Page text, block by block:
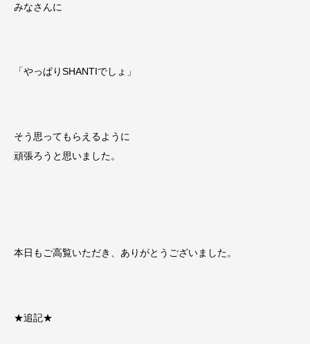
みなさんに
「やっぱりSHANTIでしょ」
そう思ってもらえるように
頑張ろうと思いました。
本日もご高覧いただき、ありがとうございました。
★追記★